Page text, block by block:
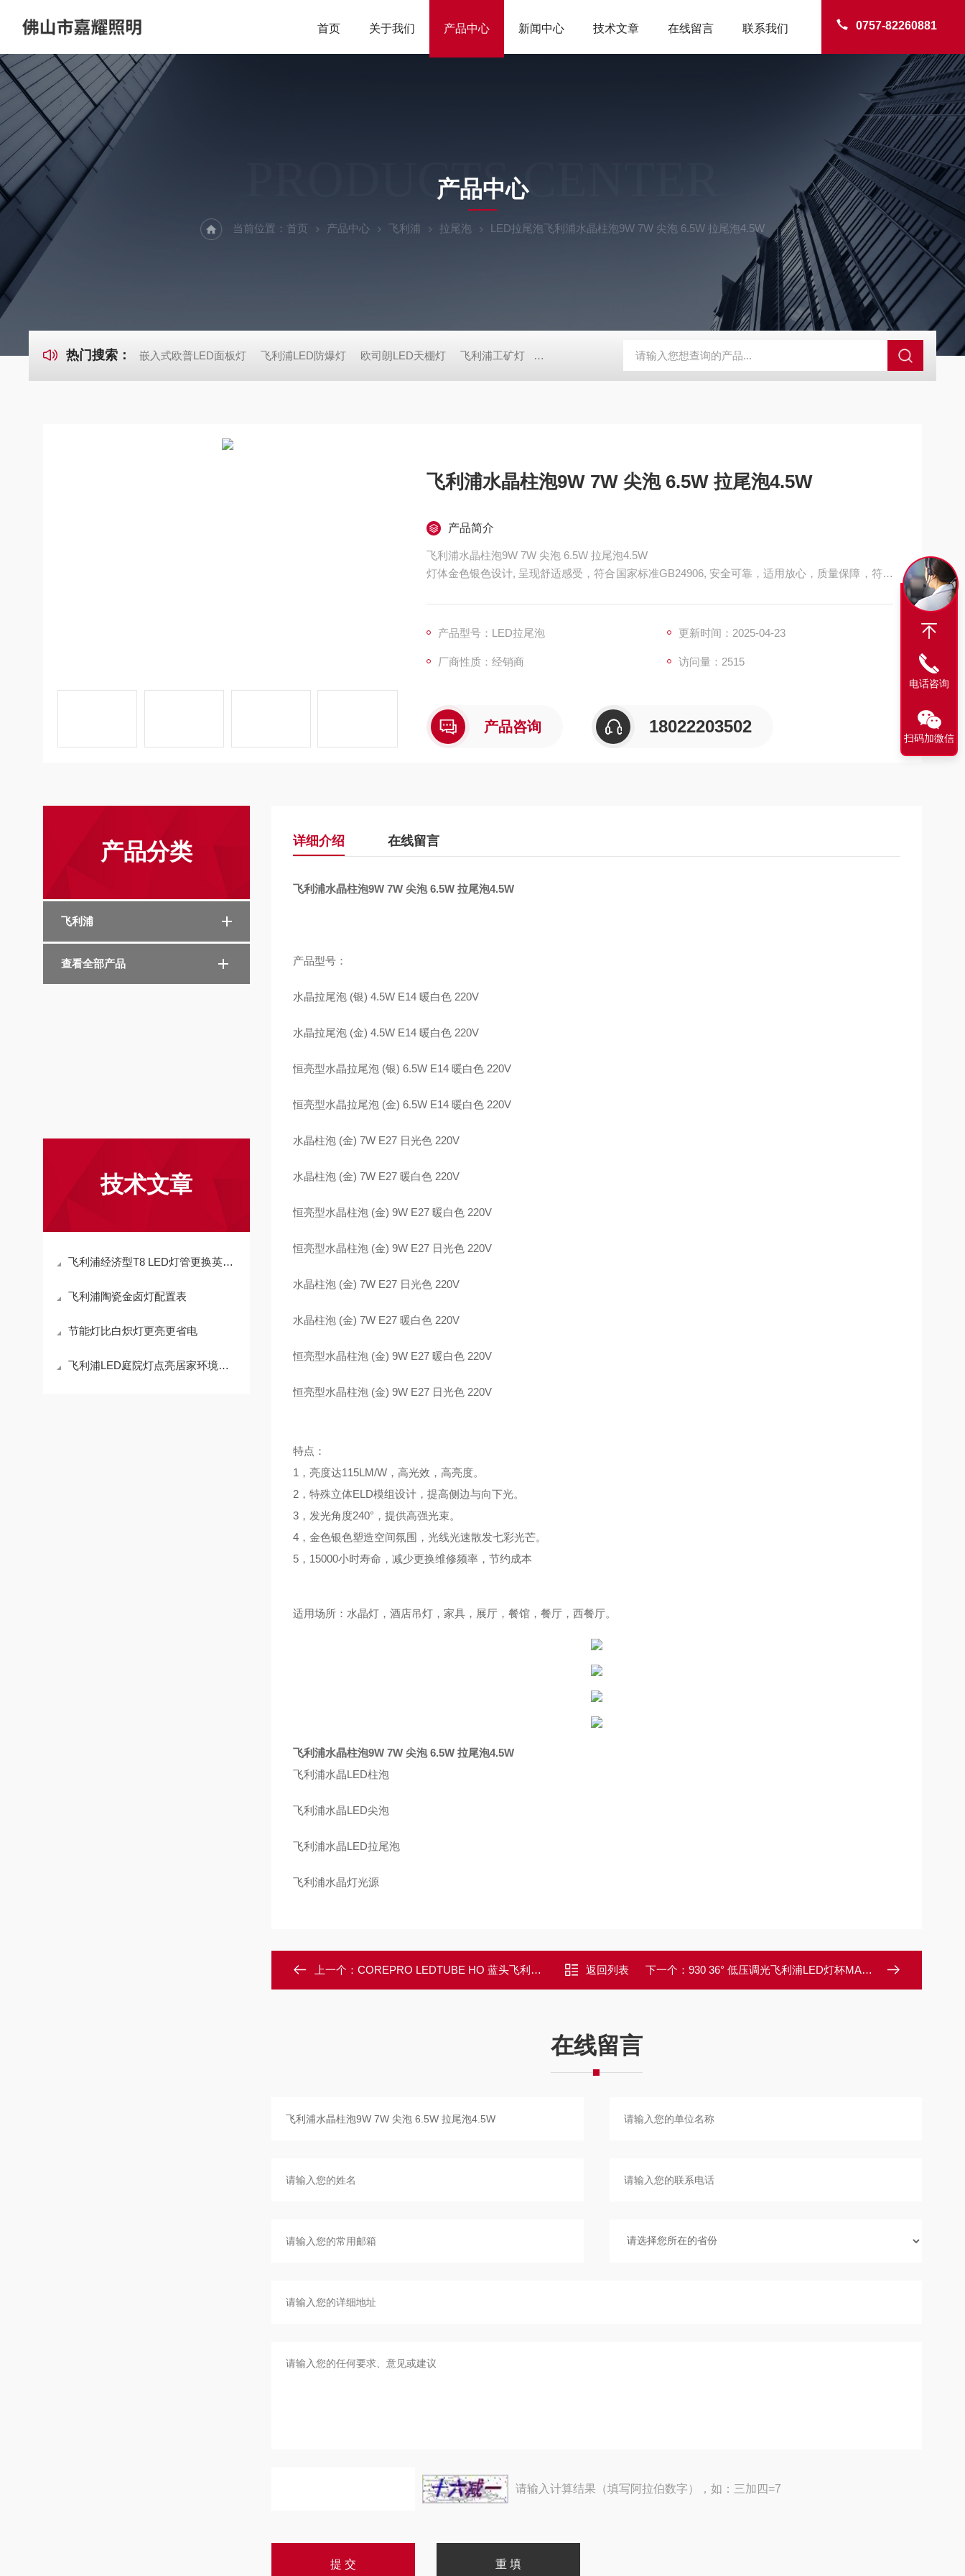
0757-82260881
首页 关于我们 产品中心 新闻中心 技术文章 在线留言 联系我们
PRODUCTS CENTER
产品中心
当前位置： 首页 产品中心 飞利浦 拉尾泡 LED拉尾泡飞利浦水晶柱泡9W 7W 尖泡 6.5W 拉尾泡4.5W
热门搜索： 嵌入式欧普LED面板灯 飞利浦LED防爆灯 欧司朗LED天棚灯 飞利浦工矿灯 消防应急雷士双头应急灯 LS-ZFZD-E3WSA/XFZ-Y3SSAD 佛山照明LED泛光灯 明欣
飞利浦水晶柱泡9W 7W 尖泡 6.5W 拉尾泡4.5W
产品简介
飞利浦水晶柱泡9W 7W 尖泡 6.5W 拉尾泡4.5W
灯体金色银色设计, 呈现舒适感受，符合国家标准GB24906, 安全可靠，适用放心，质量保障，符合
产品型号：LED拉尾泡 更新时间：2025-04-23
厂商性质：经销商 访问量：2515
产品咨询 18022203502
产品分类
飞利浦
查看全部产品
技术文章
飞利浦经济型T8 LED灯管更换英文名称 Essential 18W
飞利浦陶瓷金卤灯配置表
节能灯比白炽灯更亮更省电
飞利浦LED庭院灯点亮居家环境的艺术之光
详细介绍 在线留言
飞利浦水晶柱泡9W 7W 尖泡 6.5W 拉尾泡4.5W
产品型号：
水晶拉尾泡 (银) 4.5W E14 暖白色 220V
水晶拉尾泡 (金) 4.5W E14 暖白色 220V
恒亮型水晶拉尾泡 (银) 6.5W E14 暖白色 220V
恒亮型水晶拉尾泡 (金) 6.5W E14 暖白色 220V
水晶柱泡 (金) 7W E27 日光色 220V
水晶柱泡 (金) 7W E27 暖白色 220V
恒亮型水晶柱泡 (金) 9W E27 暖白色 220V
恒亮型水晶柱泡 (金) 9W E27 日光色 220V
水晶柱泡 (金) 7W E27 日光色 220V
水晶柱泡 (金) 7W E27 暖白色 220V
恒亮型水晶柱泡 (金) 9W E27 暖白色 220V
恒亮型水晶柱泡 (金) 9W E27 日光色 220V
特点：
1，亮度达115LM/W，高光效，高亮度。
2，特殊立体ELD模组设计，提高侧边与向下光。
3，发光角度240°，提供高强光束。
4，金色银色塑造空间氛围，光线光速散发七彩光芒。
5，15000小时寿命，减少更换维修频率，节约成本
适用场所：水晶灯，酒店吊灯，家具，展厅，餐馆，餐厅，西餐厅。
飞利浦水晶柱泡9W 7W 尖泡 6.5W 拉尾泡4.5W
飞利浦水晶LED柱泡
飞利浦水晶LED尖泡
飞利浦水晶LED拉尾泡
飞利浦水晶灯光源
上一个： COREPRO LEDTUBE HO 蓝头飞利浦经济型LED灯管 T8 9W 16W 18W 865 返回列表 下一个： 930 36° 低压调光飞利浦LED灯杯MASTER LED 6.5W调光灯杯MR16
在线留言
请输入计算结果（填写阿拉伯数字），如：三加四=7
电话咨询
扫码加微信